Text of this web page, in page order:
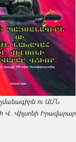
ու ԱՄՆ
Վիլսոնի Իրավարար